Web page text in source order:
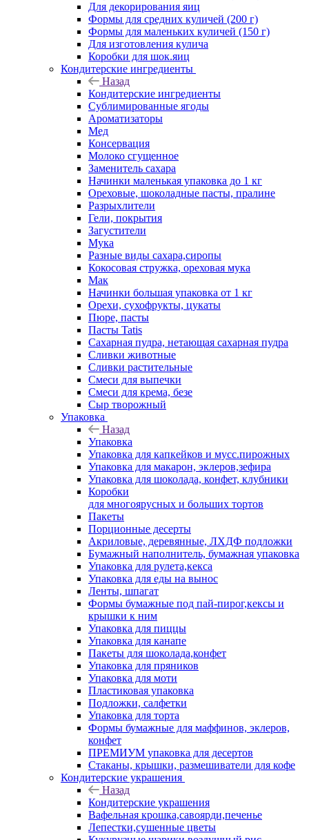
Для декорирования яиц
Формы для средних куличей (200 г)
Формы для маленьких куличей (150 г)
Для изготовления кулича
Коробки для шок.яиц
Кондитерские ингредиенты
Назад
Кондитерские ингредиенты
Сублимированные ягоды
Ароматизаторы
Мед
Консервация
Молоко сгущенное
Заменитель сахара
Начинки маленькая упаковка до 1 кг
Ореховые, шоколадные пасты, пралине
Разрыхлители
Гели, покрытия
Загустители
Мука
Разные виды сахара,сиропы
Кокосовая стружка, ореховая мука
Мак
Начинки большая упаковка от 1 кг
Орехи, сухофрукты, цукаты
Пюре, пасты
Пасты Tatis
Сахарная пудра, нетающая сахарная пудра
Сливки животные
Сливки растительные
Смеси для выпечки
Смеси для крема, безе
Сыр творожный
Упаковка
Назад
Упаковка
Упаковка для капкейков и мусс.пирожных
Упаковка для макарон, эклеров,зефира
Упаковка для шоколада, конфет, клубники
Коробки
для многоярусных и больших тортов
Пакеты
Порционные десерты
Акриловые, деревянные, ЛХДФ подложки
Бумажный наполнитель, бумажная упаковка
Упаковка для рулета,кекса
Упаковка для еды на вынос
Ленты, шпагат
Формы бумажные под пай-пирог,кексы и
крышки к ним
Упаковка для пиццы
Упаковка для канапе
Пакеты для шоколада,конфет
Упаковка для пряников
Упаковка для моти
Пластиковая упаковка
Подложки, салфетки
Упаковка для торта
Формы бумажные для маффинов, эклеров,
конфет
ПРЕМИУМ упаковка для десертов
Стаканы, крышки, размешиватели для кофе
Кондитерские украшения
Назад
Кондитерские украшения
Вафельная крошка,савоярди,печенье
Лепестки,сушенные цветы